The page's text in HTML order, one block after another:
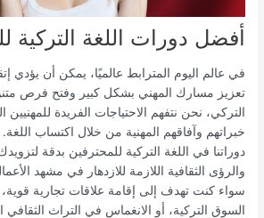
أفضل دورات اللغة التركية
في عالم اليوم المترابط عالميًا، يمكن أن يؤدي
تعزيز مسارك المهني بشكل كبير وفتح فرص
التركي، نحن نتفهم الاحتياجات الفريدة
خبراتهم وآفاقهم المهنية من خلال اكتساب
دوراتنا في اللغة التركية للمحترفين بدقة لتزويدك
والرؤى الثقافية اللازمة للازدهار في مشهد
سواء كنت تهدف إلى إقامة علاقات تجارية قوية،
السوق التركية، أو الانغماس في التراث الثقافي